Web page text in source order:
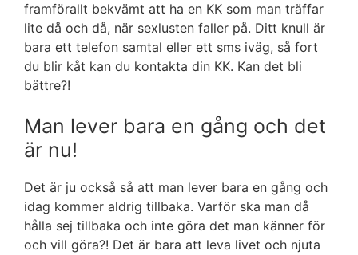
framförallt bekvämt att ha en KK som man träffar
lite då och då, när sexlusten faller på. Ditt knull är
bara ett telefon samtal eller ett sms iväg, så fort
du blir kåt kan du kontakta din KK. Kan det bli
bättre?!
Man lever bara en gång och det
är nu!
Det är ju också så att man lever bara en gång och
idag kommer aldrig tillbaka. Varför ska man då
hålla sej tillbaka och inte göra det man känner för
och vill göra?! Det är bara att leva livet och njuta